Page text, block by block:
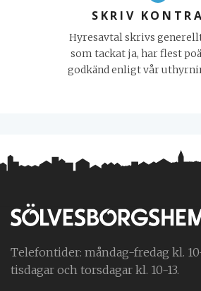
SKRIV
Hyresavtal skrivs
som tackat ja, har flest
godkänd enligt vår
Telefontider: måndag-fredag kl.
tisdagar och torsdagar kl. 10-13.